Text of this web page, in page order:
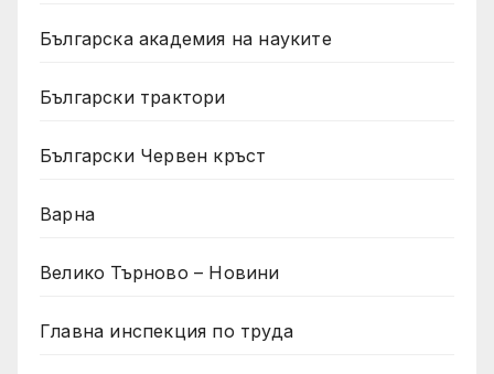
Българска академия на науките
Български трактори
Български Червен кръст
Варна
Велико Търново – Новини
Главна инспекция по труда